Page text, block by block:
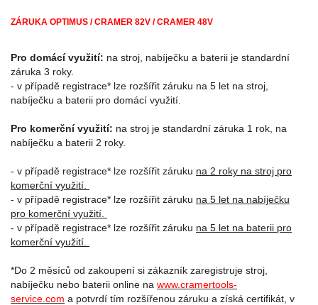
ZÁRUKA OPTIMUS / CRAMER 82V / CRAMER 48V
Pro domácí využití: na stroj, nabíječku a baterii je standardní
záruka 3 roky.
- v případě registrace* lze rozšířit záruku na 5 let na stroj,
nabíječku a baterii pro domácí využití.
Pro komerční využití: na stroj je standardní záruka 1 rok, na
nabíječku a baterii 2 roky.
- v případě registrace* lze rozšířit záruku na 2 roky na stroj pro
komerční využití.
- v případě registrace* lze rozšířit záruku na 5 let na nabíječku
pro komerční využití.
- v případě registrace* lze rozšířit záruku na 5 let na baterii pro
komerční využití.
*Do 2 měsíců od zakoupení si zákazník zaregistruje stroj,
nabíječku nebo baterii online na www.cramertools-
service.com a potvrdí tím rozšířenou záruku a získá certifikát, v